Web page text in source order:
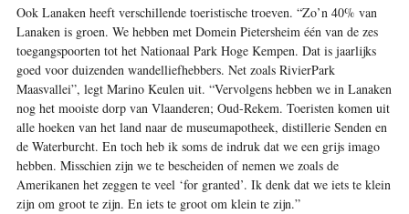
Ook Lanaken heeft verschillende toeristische troeven. “Zo’n 40% van
Lanaken is groen. We hebben met Domein Pietersheim één van de zes
toegangspoorten tot het Nationaal Park Hoge Kempen. Dat is jaarlijks
goed voor duizenden wandelliefhebbers. Net zoals RivierPark
Maasvallei”, legt Marino Keulen uit. “Vervolgens hebben we in Lanaken
nog het mooiste dorp van Vlaanderen; Oud-Rekem. Toeristen komen uit
alle hoeken van het land naar de museum­apotheek, distillerie Senden en
de Waterburcht. En toch heb ik soms de indruk dat we een grijs imago
hebben. Misschien zijn we te bescheiden of nemen we zoals de
Amerikanen het zeggen te veel ‘for granted’. Ik denk dat we iets te klein
zijn om groot te zijn. En iets te groot om klein te zijn.”